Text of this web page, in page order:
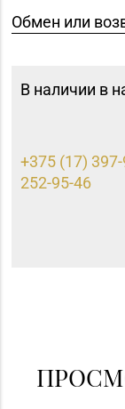
Обмен или
В наличии в
+375 (17)
252-95-46